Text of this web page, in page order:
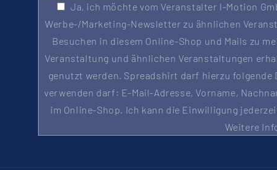
Ja, ich möchte vom Veranstalter I-Motion
Werbe-/Marketing-Newsletter zu ähnlichen
Besuchen in diesem Online-Shop und Mails zu
Veranstaltung und ähnlichen Veranstaltungen
genutzt werden. Spreadshirt darf hierzu
verwenden darf: E-Mail-Adresse, Vorname,
im Online-Shop. Ich kann die Einwilligung
Weitere